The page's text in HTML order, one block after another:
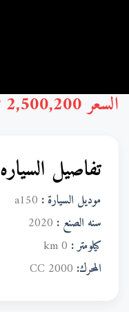
السعر 2,500,200 EGP
تفاصيل السياره
موديل السيارة : a150
سنه الصنع : 2020
كيلومتر :
المحرك: